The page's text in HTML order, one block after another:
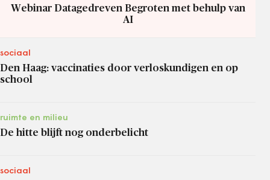
Webinar Datagedreven Begroten met behulp van
AI
sociaal
Den Haag: vaccinaties door verloskundigen en op
school
ruimte en milieu
De hitte blijft nog onderbelicht
sociaal